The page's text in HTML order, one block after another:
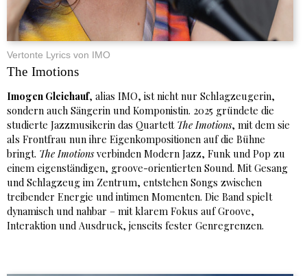
Vertonte Lyrics von IMO
The Imotions
Imogen Gleichauf, alias IMO, ist nicht nur Schlagzeugerin,
sondern auch Sängerin und Komponistin. 2025 gründete die
studierte Jazzmusikerin das Quartett The Imotions, mit dem sie
als Frontfrau nun ihre Eigenkompositionen auf die Bühne
bringt. The Imotionsverbinden Modern Jazz, Funk und Pop zu
einem eigenständigen, groove-orientierten Sound. Mit Gesang
und Schlagzeug im Zentrum, entstehen Songs zwischen
treibender Energie und intimen Momenten. Die Band spielt
dynamisch und nahbar – mit klarem Fokus auf Groove,
Interaktion und Ausdruck, jenseits fester Genregrenzen.